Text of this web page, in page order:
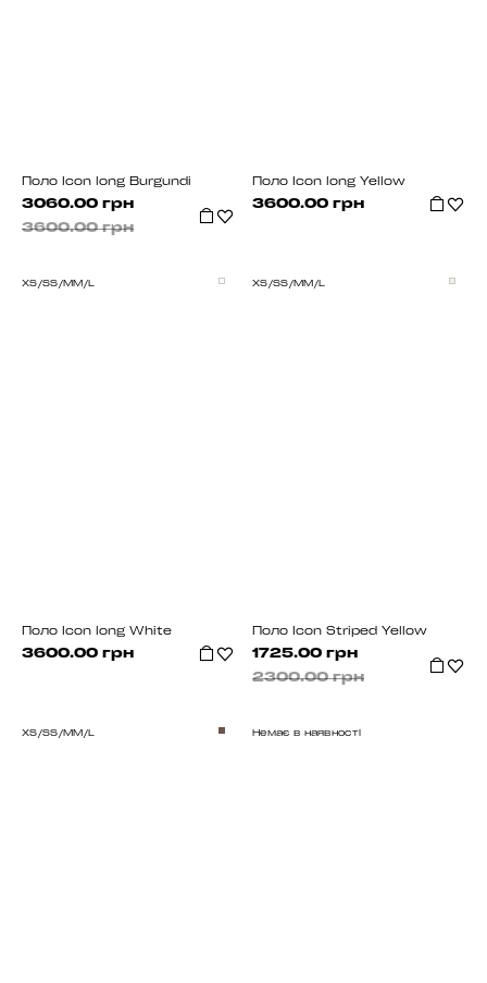
Поло Icon long Burgundi
3060.00 грн
3600.00 грн
Поло Icon long Yellow
3600.00 грн
XS/SS/M M/L
Поло Icon long White
3600.00 грн
XS/SS/M M/L
Поло Icon Striped Yellow
1725.00 грн
2300.00 грн
XS/SS/M M/L Немає в наявності